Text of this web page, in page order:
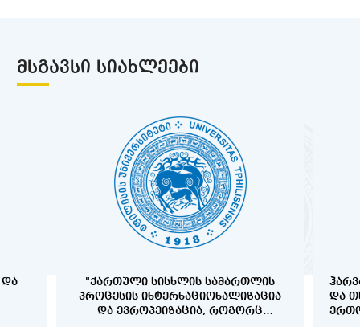
ᲛᲡᲒᲐᲕᲡᲘ ᲡᲘᲐᲮᲚᲔᲔᲑᲘ
ᲓᲐ
"ᲥᲐᲠᲗᲣᲚᲘ ᲡᲘᲡᲮᲚᲘᲡ ᲡᲐᲛᲐᲠᲗᲚᲘᲡ
ᲞᲠᲝᲪᲔᲡᲘᲡ ᲘᲜᲢᲔᲠᲜᲐᲪᲘᲝᲜᲐᲚᲘᲖᲐᲪᲘᲐ
ᲓᲐ ᲔᲕᲠᲝᲞᲔᲘᲖᲐᲪᲘᲐ, ᲠᲝᲒᲝᲠᲪ
ᲓᲐ